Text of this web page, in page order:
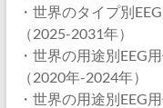
・世界のタイプ別
（2025-2031年）
・世界の用途別EEG
（2020年-2024年）
・世界の用途別EEG